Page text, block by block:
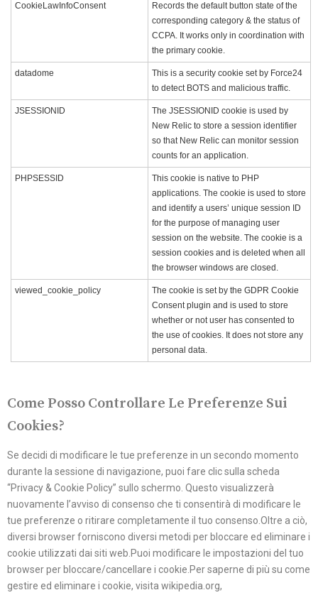
CookieLawInfoConsent
Records the default button state of the
corresponding category & the status of
CCPA. It works only in coordination with
the primary cookie.
datadome
This is a security cookie set by Force24
to detect BOTS and malicious traffic.
JSESSIONID
The JSESSIONID cookie is used by
New Relic to store a session identifier
so that New Relic can monitor session
counts for an application.
PHPSESSID
This cookie is native to PHP
applications. The cookie is used to store
and identify a users’ unique session ID
for the purpose of managing user
session on the website. The cookie is a
session cookies and is deleted when all
the browser windows are closed.
viewed_cookie_policy
The cookie is set by the GDPR Cookie
Consent plugin and is used to store
whether or not user has consented to
the use of cookies. It does not store any
personal data.
Come Posso Controllare Le Preferenze Sui
Cookies?
Se decidi di modificare le tue preferenze in un secondo momento
durante la sessione di navigazione, puoi fare clic sulla scheda
“Privacy & Cookie Policy” sullo schermo. Questo visualizzerà
nuovamente l’avviso di consenso che ti consentirà di modificare le
tue preferenze o ritirare completamente il tuo consenso.Oltre a ciò,
diversi browser forniscono diversi metodi per bloccare ed eliminare i
cookie utilizzati dai siti web.Puoi modificare le impostazioni del tuo
browser per bloccare/cancellare i cookie.Per saperne di più su come
gestire ed eliminare i cookie, visita wikipedia.org,